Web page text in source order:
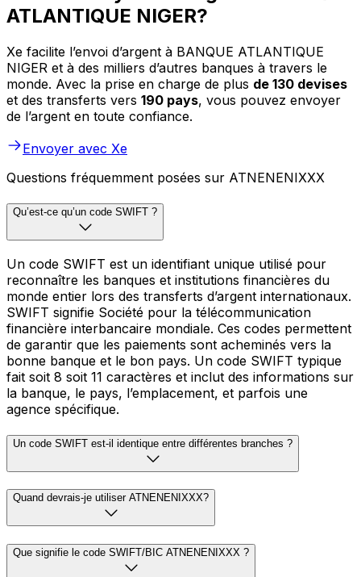
ATLANTIQUE NIGER?
Xe facilite l’envoi d’argent à BANQUE ATLANTIQUE
NIGER et à des milliers d’autres banques à travers le
monde. Avec la prise en charge de plus de 130 devises
et des transferts vers 190 pays, vous pouvez envoyer
de l’argent en toute confiance.
Envoyer avec Xe
Questions fréquemment posées sur ATNENENIXXX
Qu’est-ce qu’un code SWIFT ?
Un code SWIFT est un identifiant unique utilisé pour
reconnaître les banques et institutions financières du
monde entier lors des transferts d’argent internationaux.
SWIFT signifie Société pour la télécommunication
financière interbancaire mondiale. Ces codes permettent
de garantir que les paiements sont acheminés vers la
bonne banque et le bon pays. Un code SWIFT typique
fait soit 8 soit 11 caractères et inclut des informations sur
la banque, le pays, l’emplacement, et parfois une
agence spécifique.
Un code SWIFT est-il identique entre différentes branches ?
Quand devrais-je utiliser ATNENENIXXX?
Que signifie le code SWIFT/BIC ATNENENIXXX ?